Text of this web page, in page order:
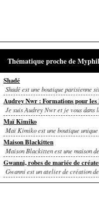
Thématique proche de
Shadé
Shadé est une boutique parisienne
Audrey Nwr : Formations pour les
Je suis Audrey Nwr et je vous dans
Maï Kimiko
Maï Kimiko est une boutique
Maison Blackitten
Maison Blackitten est une maison
Gwanni, robes de mariée de
Gwanni est un atelier de création